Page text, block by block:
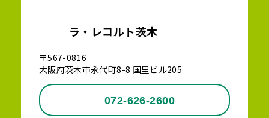
ラ・レコルト茨木
〒567-0816
大阪府茨木市永代町8-8 国里ビル205
072-626-2600